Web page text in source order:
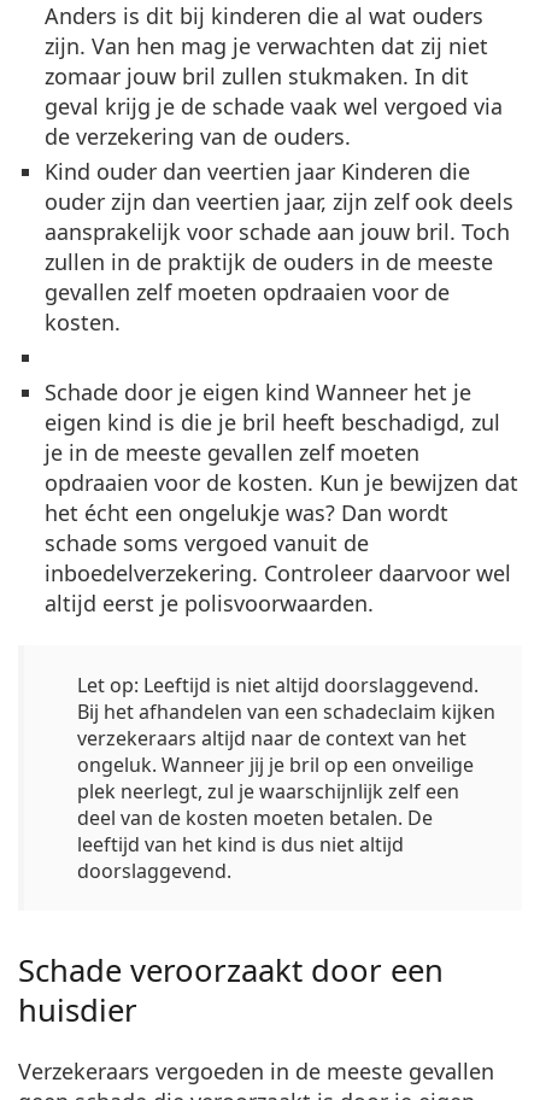
Anders is dit bij kinderen die al wat ouders
zijn. Van hen mag je verwachten dat zij niet
zomaar jouw bril zullen stukmaken. In dit
geval krijg je de schade vaak wel vergoed via
de verzekering van de ouders.
Kind ouder dan veertien jaar Kinderen die
ouder zijn dan veertien jaar, zijn zelf ook deels
aansprakelijk voor schade aan jouw bril. Toch
zullen in de praktijk de ouders in de meeste
gevallen zelf moeten opdraaien voor de
kosten.
Schade door je eigen kind Wanneer het je
eigen kind is die je bril heeft beschadigd, zul
je in de meeste gevallen zelf moeten
opdraaien voor de kosten. Kun je bewijzen dat
het écht een ongelukje was? Dan wordt
schade soms vergoed vanuit de
inboedelverzekering. Controleer daarvoor wel
altijd eerst je polisvoorwaarden.
Let op: Leeftijd is niet altijd doorslaggevend.
Bij het afhandelen van een schadeclaim kijken
verzekeraars altijd naar de context van het
ongeluk. Wanneer jij je bril op een onveilige
plek neerlegt, zul je waarschijnlijk zelf een
deel van de kosten moeten betalen. De
leeftijd van het kind is dus niet altijd
doorslaggevend.
Schade veroorzaakt door een
huisdier
Verzekeraars vergoeden in de meeste gevallen